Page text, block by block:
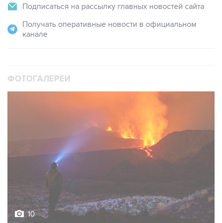
Подписаться на рассылку главных новостей сайта
Получать оперативные новости в официальном
канале
ФОТОГАЛЕРЕИ
10